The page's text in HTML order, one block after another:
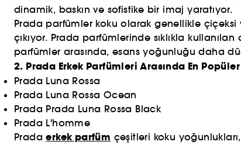
dinamik, baskın ve sofistike bir imaj yaratıyor.
Prada parfümler koku olarak genellikle
çıkıyor. Prada parfümlerinde sıklıkla
parfümler arasında, esans yoğunluğu daha
2. Prada Erkek Parfümleri Arasında En
Prada Luna Rossa
Prada Luna Rossa Ocean
Prada Prada Luna Rossa Black
Prada L'homme
Pradaerkek parfüm çeşitleri koku